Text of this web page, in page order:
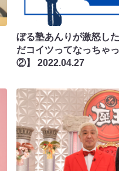
ぼる塾あんりが激怒し
だコイツってなっちゃ
②】2022.04.27